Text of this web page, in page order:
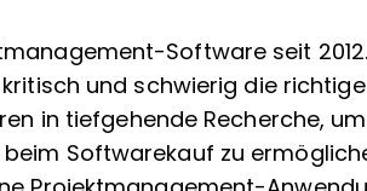
Software seit
und schwierig die
in tiefgehende Recherche,
Softwarekauf zu